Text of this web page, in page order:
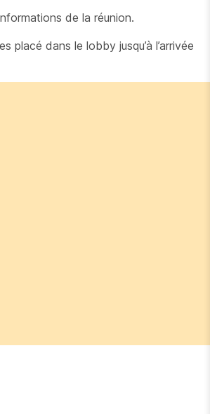
de la réunion.
placé dans le lobby jusqu’à l’arrivée